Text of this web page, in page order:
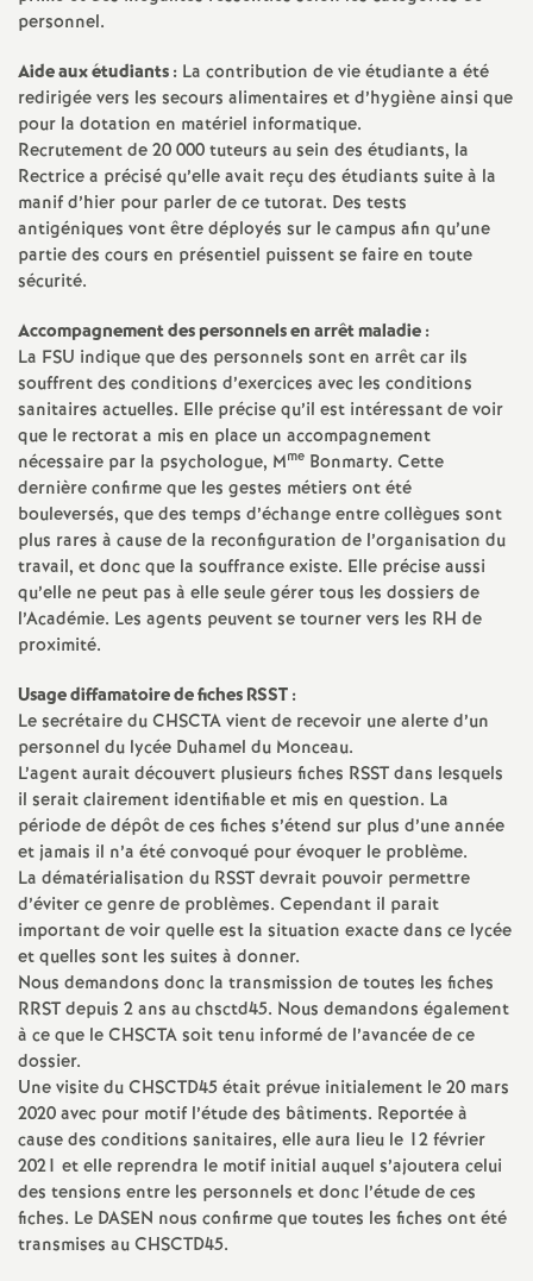
personnel.
Aide aux étudiants : La contribution de vie étudiante a été
redirigée vers les secours alimentaires et d’hygiène ainsi que
pour la dotation en matériel informatique.
Recrutement de 20 000 tuteurs au sein des étudiants, la
Rectrice a précisé qu’elle avait reçu des étudiants suite à la
manif d’hier pour parler de ce tutorat. Des tests
antigéniques vont être déployés sur le campus afin qu’une
partie des cours en présentiel puissent se faire en toute
sécurité.
Accompagnement des personnels en arrêt maladie :
La FSU indique que des personnels sont en arrêt car ils
souffrent des conditions d’exercices avec les conditions
sanitaires actuelles. Elle précise qu’il est intéressant de voir
que le rectorat a mis en place un accompagnement
nécessaire par la psychologue, Mme Bonmarty. Cette
dernière confirme que les gestes métiers ont été
bouleversés, que des temps d’échange entre collègues sont
plus rares à cause de la reconfiguration de l’organisation du
travail, et donc que la souffrance existe. Elle précise aussi
qu’elle ne peut pas à elle seule gérer tous les dossiers de
l’Académie. Les agents peuvent se tourner vers les RH de
proximité.
Usage diffamatoire de fiches RSST :
Le secrétaire du CHSCTA vient de recevoir une alerte d’un
personnel du lycée Duhamel du Monceau.
L’agent aurait découvert plusieurs fiches RSST dans lesquels
il serait clairement identifiable et mis en question. La
période de dépôt de ces fiches s’étend sur plus d’une année
et jamais il n’a été convoqué pour évoquer le problème.
La dématérialisation du RSST devrait pouvoir permettre
d’éviter ce genre de problèmes. Cependant il parait
important de voir quelle est la situation exacte dans ce lycée
et quelles sont les suites à donner.
Nous demandons donc la transmission de toutes les fiches
RRST depuis 2 ans au chsctd45. Nous demandons également
à ce que le CHSCTA soit tenu informé de l’avancée de ce
dossier.
Une visite du CHSCTD45 était prévue initialement le 20 mars
2020 avec pour motif l’étude des bâtiments. Reportée à
cause des conditions sanitaires, elle aura lieu le 12 février
2021 et elle reprendra le motif initial auquel s’ajoutera celui
des tensions entre les personnels et donc l’étude de ces
fiches. Le DASEN nous confirme que toutes les fiches ont été
transmises au CHSCTD45.